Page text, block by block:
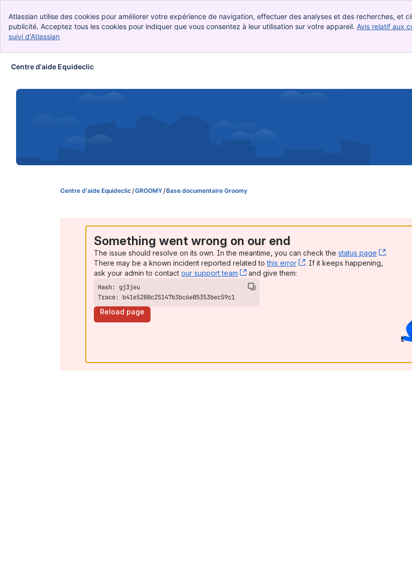
Atlassian utilise des cookies pour améliorer votre expérience de navigation, effectuer des analyses et des recherches, et
publicité. Acceptez tous les cookies pour indiquer que vous consentez à leur utilisation sur votre appareil. Avis relatif aux
suivi d'Atlassian
Passer au contenu principal
Centre d'aide Equideclic
Centre d'aide Equideclic GROOMY Base documentaire Groomy